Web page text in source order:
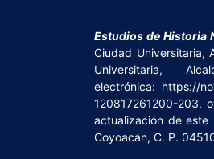
Estudios de Historia
Ciudad Universitaria,
Universitaria,
electrónica: https://
120817261200-203,
actualización de este
Coyoacán, C. P.